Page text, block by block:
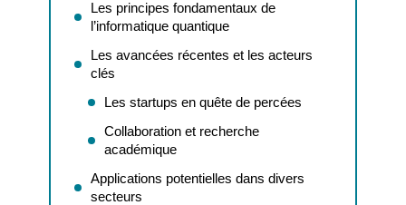
Les principes fondamentaux de
l’informatique quantique
Les avancées récentes et les acteurs
clés
Les startups en quête de percées
Collaboration et recherche
académique
Applications potentielles dans divers
secteurs